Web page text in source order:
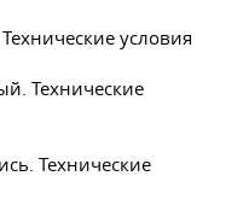
условия
Технические
Технические